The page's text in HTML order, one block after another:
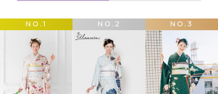
NO.1 NO.2 NO.3